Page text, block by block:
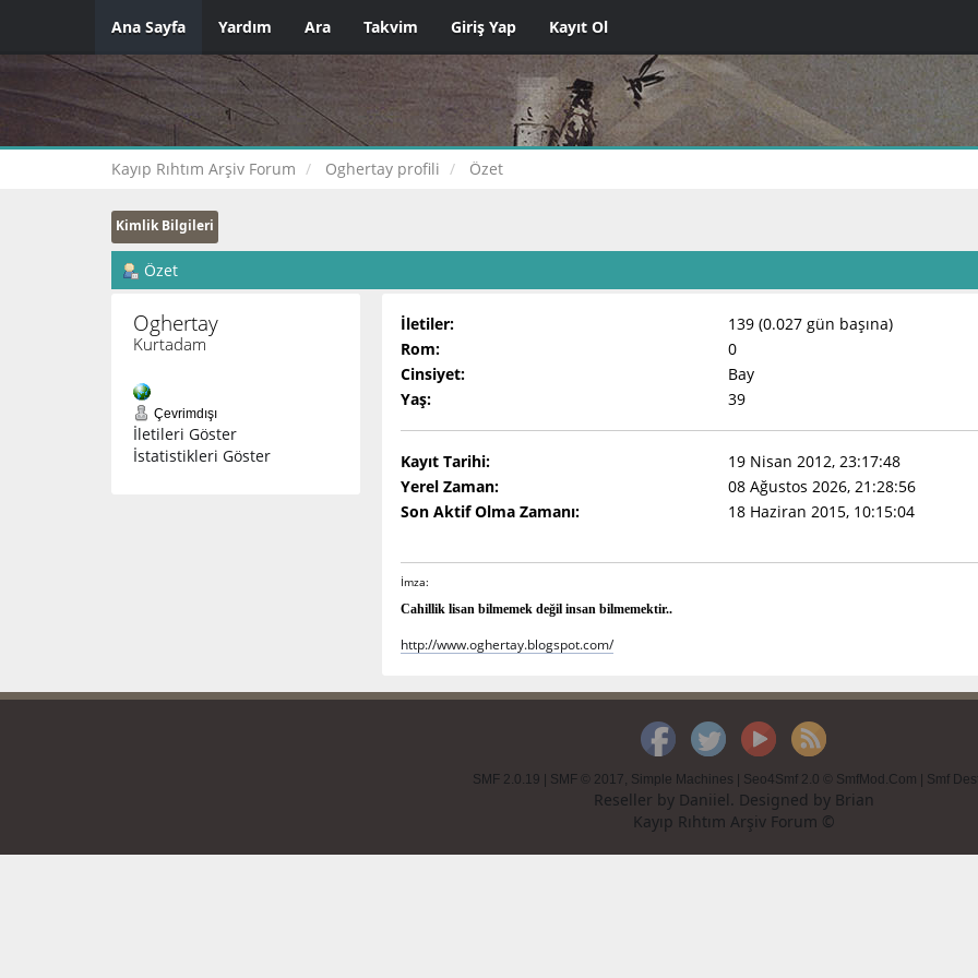
Ana Sayfa Yardım Ara Takvim Giriş Yap Kayıt Ol
Kayıp Rıhtım Arşiv Forum Oghertay profili Özet
Kimlik Bilgileri
Özet
Oghertay
Kurtadam
Çevrimdışı
İletileri Göster
İstatistikleri Göster
İletiler:
139 (0.027 gün başına)
Rom:
0
Cinsiyet:
Bay
Yaş:
39
Kayıt Tarihi:
19 Nisan 2012, 23:17:48
Yerel Zaman:
08 Ağustos 2026, 21:28:56
Son Aktif Olma Zamanı:
18 Haziran 2015, 10:15:04
İmza:
Cahillik lisan bilmemek değil insan bilmemektir..
http://www.oghertay.blogspot.com/
SMF 2.0.19 SMF © 2017, Simple Machines Seo4Smf 2.0 © SmfMod.Com Smf
Reseller by Daniiel. Designed by Brian
Kayıp Rıhtım Arşiv Forum ©